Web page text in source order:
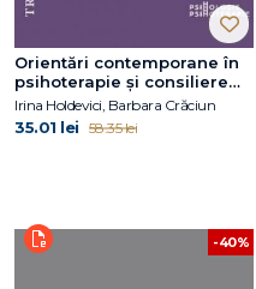
Orientări contemporane în
psihoterapie și consiliere
psihologică
Irina Holdevici, Barbara Crăciun
35.01 lei 58.35 lei
-40%